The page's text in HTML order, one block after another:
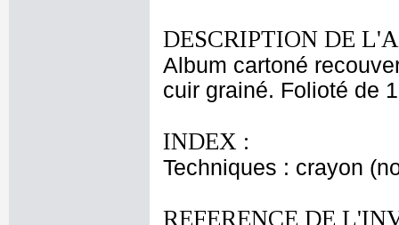
DESCRIPTION DE
Album cartoné
cuir grainé. Folioté de
INDEX :
Techniques : crayon
REFERENCE DE